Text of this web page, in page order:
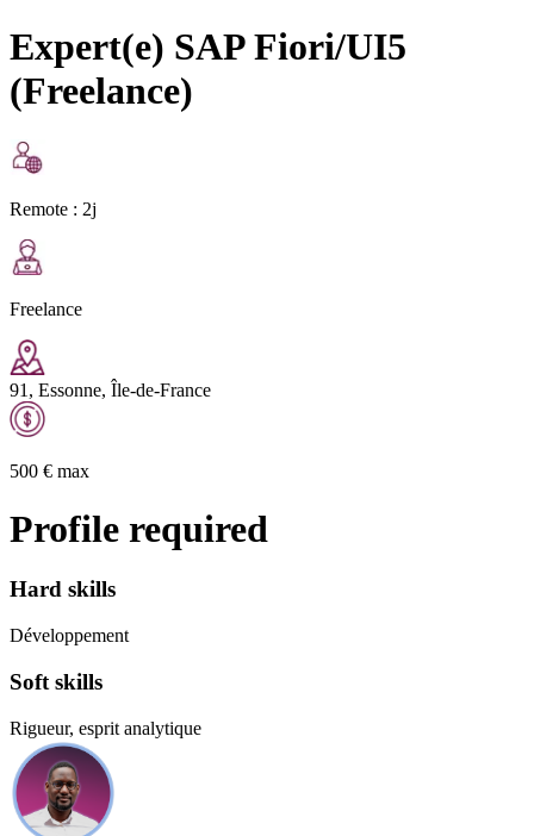
Expert(e) SAP Fiori/UI5
(Freelance)
Remote : 2j
Freelance
91, Essonne, Île-de-France
500 € max
Profile required
Hard skills
Développement
Soft skills
Rigueur, esprit analytique